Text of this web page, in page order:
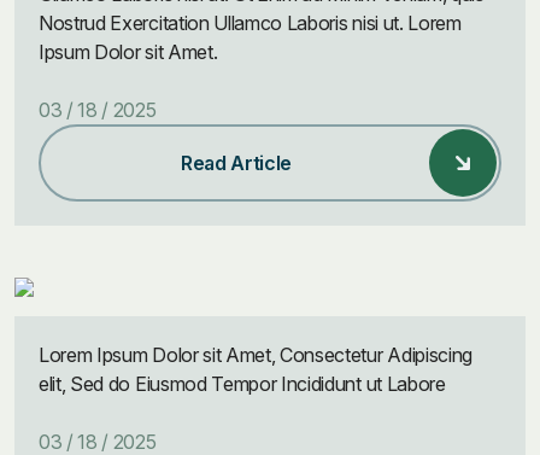
Nostrud Exercitation Ullamco Laboris nisi ut. Lorem
Ipsum Dolor sit Amet.
03 / 18 / 2025
Read Article
Lorem Ipsum Dolor sit Amet, Consectetur Adipiscing
elit, Sed do Eiusmod Tempor Incididunt ut Labore
03 / 18 / 2025